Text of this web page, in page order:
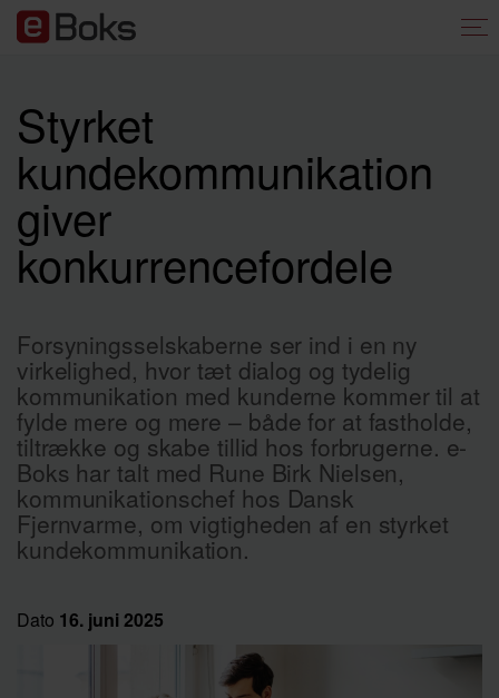
Styrket
kundekommunikation
giver
konkurrencefordele
Forsyningsselskaberne ser ind i en ny
virkelighed, hvor tæt dialog og tydelig
kommunikation med kunderne kommer til at
fylde mere og mere – både for at fastholde,
tiltrække og skabe tillid hos forbrugerne. e-
Boks har talt med Rune Birk Nielsen,
kommunikationschef hos Dansk
Fjernvarme, om vigtigheden af en styrket
kundekommunikation.
Dato 16. juni 2025